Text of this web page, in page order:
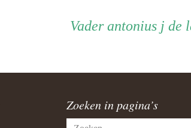
VaderVader
antonius j de
Zoeken in pagina’s
Zoeken